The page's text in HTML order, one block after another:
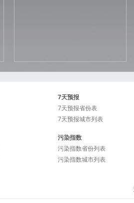
7天预报
7天预报省份表
7天预报城市列表
污染指数
污染指数省份列表
污染指数城市列表